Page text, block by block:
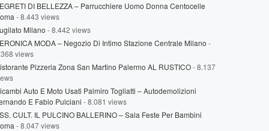
DI BELLEZZA – Parrucchiere Uomo Donna Centocelle
- 8.443 views
Milano - 8.442 views
MODA – Negozio Di Intimo Stazione Centrale Milano -
views
Pizzeria Zona San Martino Palermo AL RUSTICO- 8.137
Auto E Moto Usati Palmiro Togliatti – Autodemolizioni
E Fabio Pulciani - 8.081 views
CULT. IL PULCINO BALLERINO – Sala Feste Per Bambini
- 8.047 views